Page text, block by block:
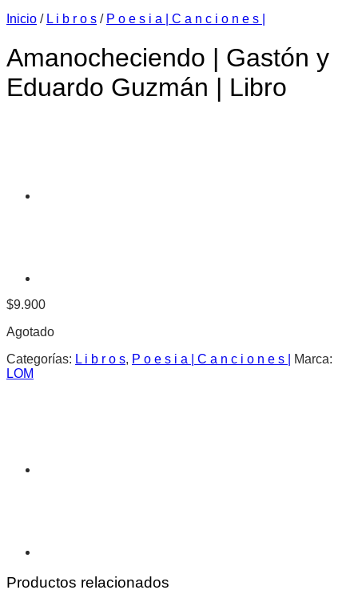
Inicio / L i b r o s / P o e s i a | C a n c i o n e s |
Amanocheciendo | Gastón y
Eduardo Guzmán | Libro
$9.900
Agotado
Categorías: L i b r o s, P o e s i a | C a n c i o n e s |
Marca:
LOM
Productos relacionados